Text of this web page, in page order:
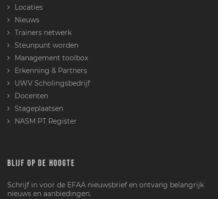
Locaties
Nieuws
Trainers netwerk
Steunpunt worden
Management toolbox
Erkenning & Partners
UWV Scholingsbedrijf
Docenten
Stageplaatsen
NASM PT Register
BLIJF OP DE HOOGTE
Schrijf in voor de EFAA nieuwsbrief en ontvang belangrijk
nieuws en aanbiedingen.